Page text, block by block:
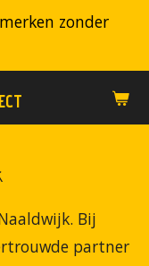
zonder
Bij
partner